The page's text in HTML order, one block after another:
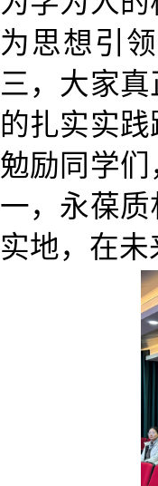
为思想引
三，大家
的扎实实
勉励同学
一，永葆
实地，在